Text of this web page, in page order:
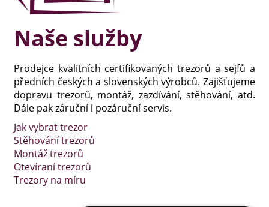
Naše služby
Prodejce kvalitních certifikovaných trezorů a sejfů a
předních českých a slovenských výrobců. Zajišťujeme
dopravu trezorů, montáž, zazdívání, stěhování, atd.
Dále pak záruční i pozáruční servis.
Jak vybrat trezor
Stěhování trezorů
Montáž trezorů
Otevíraní trezorů
Trezory na míru